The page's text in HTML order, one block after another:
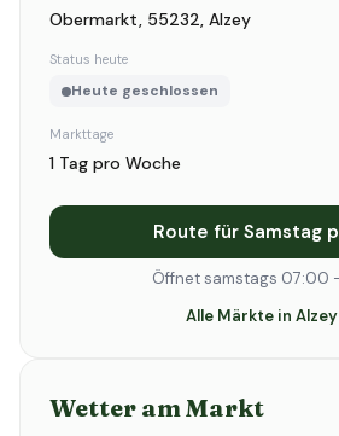
Obermarkt, 55232, Alzey
Status heute
Heute geschlossen
Markttage
1 Tag pro Woche
Route für Samstag
Öffnet samstags 07:00
Alle Märkte in
Wetter am Markt